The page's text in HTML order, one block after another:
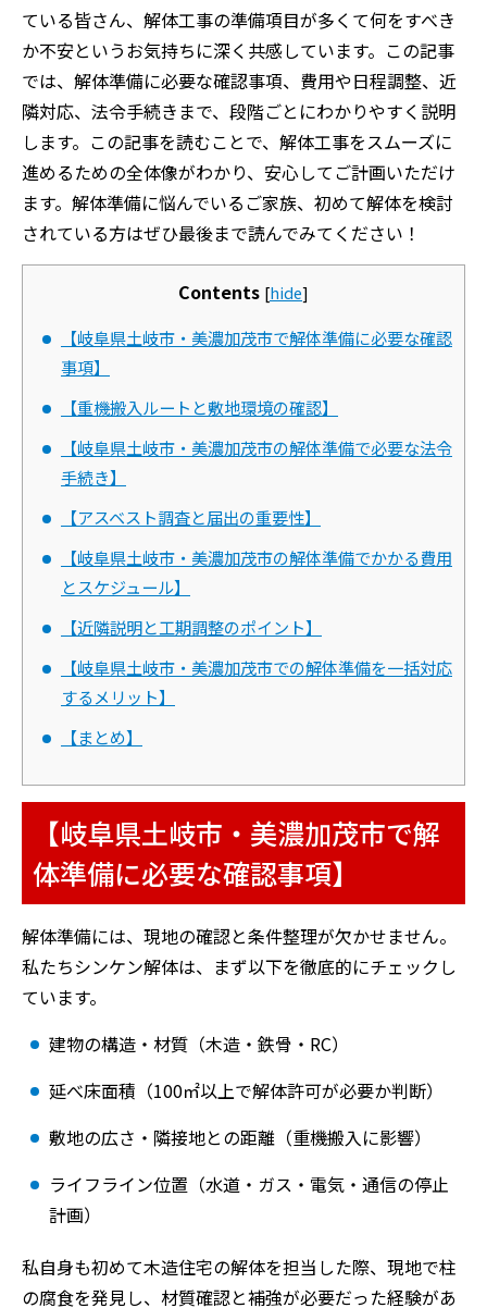
ている皆さん、解体工事の準備項目が多くて何をすべき
か不安というお気持ちに深く共感しています。この記事
では、解体準備に必要な確認事項、費用や日程調整、近
隣対応、法令手続きまで、段階ごとにわかりやすく説明
します。この記事を読むことで、解体工事をスムーズに
進めるための全体像がわかり、安心してご計画いただけ
ます。解体準備に悩んでいるご家族、初めて解体を検討
されている方はぜひ最後まで読んでみてください！
Contents [hide]
【岐阜県土岐市・美濃加茂市で解体準備に必要な確認
事項】
【重機搬入ルートと敷地環境の確認】
【岐阜県土岐市・美濃加茂市の解体準備で必要な法令
手続き】
【アスベスト調査と届出の重要性】
【岐阜県土岐市・美濃加茂市の解体準備でかかる費用
とスケジュール】
【近隣説明と工期調整のポイント】
【岐阜県土岐市・美濃加茂市での解体準備を一括対応
するメリット】
【まとめ】
【岐阜県土岐市・美濃加茂市で解
体準備に必要な確認事項】
解体準備には、現地の確認と条件整理が欠かせません。
私たちシンケン解体は、まず以下を徹底的にチェックし
ています。
建物の構造・材質（木造・鉄骨・RC）
延べ床面積（100㎡以上で解体許可が必要か判断）
敷地の広さ・隣接地との距離（重機搬入に影響）
ライフライン位置（水道・ガス・電気・通信の停止
計画）
私自身も初めて木造住宅の解体を担当した際、現地で柱
の腐食を発見し、材質確認と補強が必要だった経験があ